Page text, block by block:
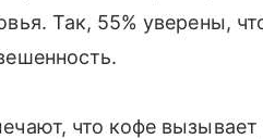
Так, 55% уверены,
что кофе